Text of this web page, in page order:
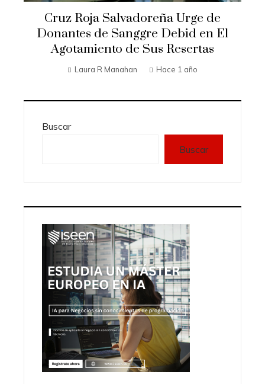
Cruz Roja Salvadoreña Urge de
Donantes de Sanggre Debid en El
Agotamiento de Sus Resertas
Laura R Manahan Hace 1 año
Buscar
Buscar